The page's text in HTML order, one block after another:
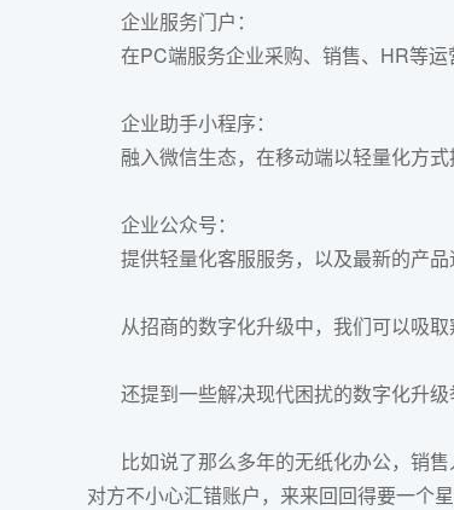
企业服务门户：
在PC端服务企业采购、销售、HR等运
企业助手小程序：
融入微信生态，在移动端以轻量化方式
企业公众号：
提供轻量化客服服务，以及最新的产品
从招商的数字化升级中，我们可以吸取
还提到一些解决现代困扰的数字化升级
比如说了那么多年的无纸化办公，销售
对方不小心汇错账户，来来回回得要一个星